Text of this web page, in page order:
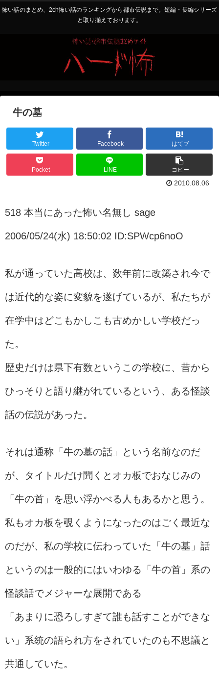
怖い話のまとめ、2ch怖い話のランキングから都市伝説まで。短編・長編シリーズ
と取り揃えております。
牛の墓
Twitter Facebook はてブ
Pocket LINE コピー
2010.08.06
518 本当にあった怖い名無し sage
2006/05/24(水) 18:50:02 ID:SPWcp6noO
私が通っていた高校は、数年前に改築され今で
は近代的な姿に変貌を遂げているが、私たちが
在学中はどこもかしこも古めかしい学校だっ
た。
歴史だけは県下有数というこの学校に、昔から
ひっそりと語り継がれているという、ある怪談
話の伝説があった。
それは通称「牛の墓の話」という名前なのだ
が、タイトルだけ聞くとオカ板でおなじみの
「牛の首」を思い浮かべる人もあるかと思う。
私もオカ板を覗くようになったのはごく最近な
のだが、私の学校に伝わっていた「牛の墓」話
というのは一般的にはいわゆる「牛の首」系の
怪談話でメジャーな展開である
「あまりに恐ろしすぎて誰も話すことができな
い」系統の語られ方をされていたのも不思議と
共通していた。